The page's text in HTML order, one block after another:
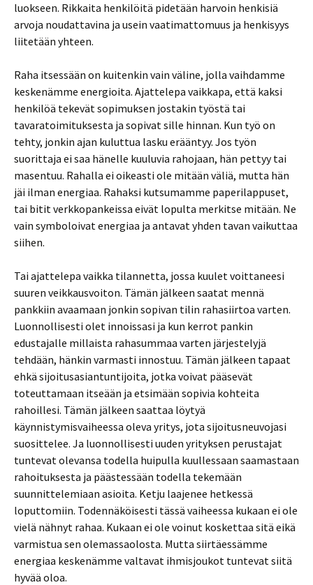
luokseen. Rikkaita henkilöitä pidetään harvoin henkisiä
arvoja noudattavina ja usein vaatimattomuus ja henkisyys
liitetään yhteen.
Raha itsessään on kuitenkin vain väline, jolla vaihdamme
keskenämme energioita. Ajattelepa vaikkapa, että kaksi
henkilöä tekevät sopimuksen jostakin työstä tai
tavaratoimituksesta ja sopivat sille hinnan. Kun työ on
tehty, jonkin ajan kuluttua lasku erääntyy. Jos työn
suorittaja ei saa hänelle kuuluvia rahojaan, hän pettyy tai
masentuu. Rahalla ei oikeasti ole mitään väliä, mutta hän
jäi ilman energiaa. Rahaksi kutsumamme paperilappuset,
tai bitit verkkopankeissa eivät lopulta merkitse mitään. Ne
vain symboloivat energiaa ja antavat yhden tavan vaikuttaa
siihen.
Tai ajattelepa vaikka tilannetta, jossa kuulet voittaneesi
suuren veikkausvoiton. Tämän jälkeen saatat mennä
pankkiin avaamaan jonkin sopivan tilin rahasiirtoa varten.
Luonnollisesti olet innoissasi ja kun kerrot pankin
edustajalle millaista rahasummaa varten järjestelyjä
tehdään, hänkin varmasti innostuu. Tämän jälkeen tapaat
ehkä sijoitusasiantuntijoita, jotka voivat pääsevät
toteuttamaan itseään ja etsimään sopivia kohteita
rahoillesi. Tämän jälkeen saattaa löytyä
käynnistymisvaiheessa oleva yritys, jota sijoitusneuvojasi
suosittelee. Ja luonnollisesti uuden yrityksen perustajat
tuntevat olevansa todella huipulla kuullessaan saamastaan
rahoituksesta ja päästessään todella tekemään
suunnittelemiaan asioita. Ketju laajenee hetkessä
loputtomiin. Todennäköisesti tässä vaiheessa kukaan ei ole
vielä nähnyt rahaa. Kukaan ei ole voinut koskettaa sitä eikä
varmistua sen olemassaolosta. Mutta siirtäessämme
energiaa keskenämme valtavat ihmisjoukot tuntevat siitä
hyvää oloa.